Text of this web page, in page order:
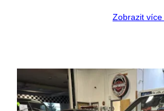
Zobrazit